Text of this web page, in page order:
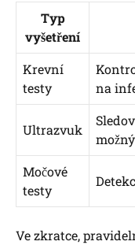
Typ
vyšetření
Krevní
testy
na
Ultrazvuk
Močové
testy
Ve zkratce,